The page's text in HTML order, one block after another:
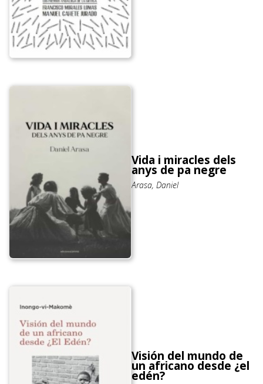
Vida i miracles dels
anys de pa negre
Arasa, Daniel
Visión del mundo de
un africano desde ¿el
edén?